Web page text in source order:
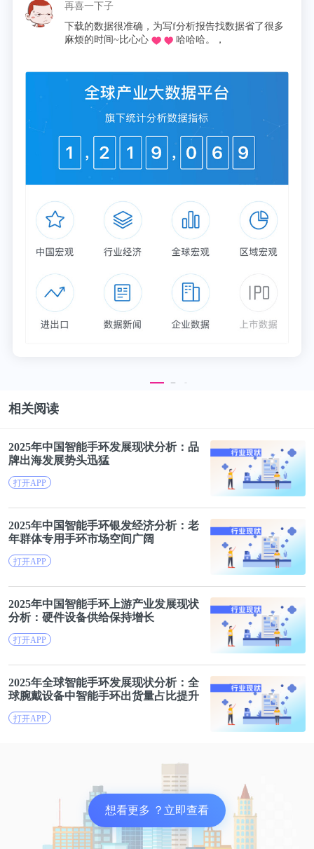
研究人员说:“众所周知，该通路与嗜睡症等罕见的睡
扰动可以解释为什么有些人比其他人睡得更多。”
编译/前瞻经济学人APP资讯组
论文链接：
33305.htm
再喜一下子
下载的数据很准确，为写f分析报告找数据省了很多
麻烦的时间~比心心
哈哈哈。，
相关阅读
2025年中国智能手环发展现状分析：品
牌出海发展势头迅猛
打开APP
2025年中国智能手环银发经济分析：老
年群体专用手环市场空间广阔
打开APP
2025年中国智能手环 上游产业发展现状
分析：硬件设备供给保持增长
打开APP
2025年全球智能手环发展现状分析：全
球腕戴设备中智能手环出货量占比提升
打开APP
想看更多 ？立即查看